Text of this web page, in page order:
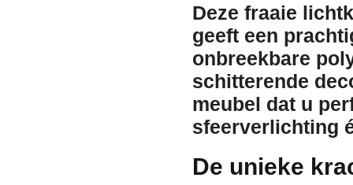
Deze fraaie
geeft een
onbreekbare
schitterende
meubel dat u
sfeerverlichting
De unieke